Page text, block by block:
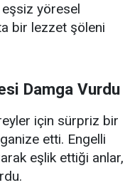
eşsiz yöresel
bir lezzet şöleni
Damga Vurdu
için sürpriz bir
etti. Engelli
eşlik ettiği anlar,